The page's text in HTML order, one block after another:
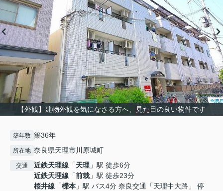
【外観】建物外観を気になさる方へ、見た目の良い物件です
築年数 築36年
所在地 奈良県天理市川原城町
交通 近鉄天理線 「天理 」駅 徒歩6分
近鉄天理線 「前栽 」駅 徒歩23分
桜井線 「櫟本 」駅 バス4分 奈良交通「天理中大路」 停